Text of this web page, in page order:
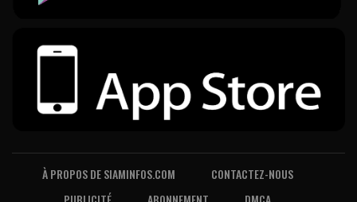
À PROPOS DE SIAMINFOS.COM
CONTACTEZ-NOUS